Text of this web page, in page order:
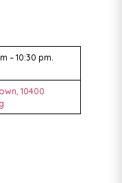
– 10:30 pm.
10400